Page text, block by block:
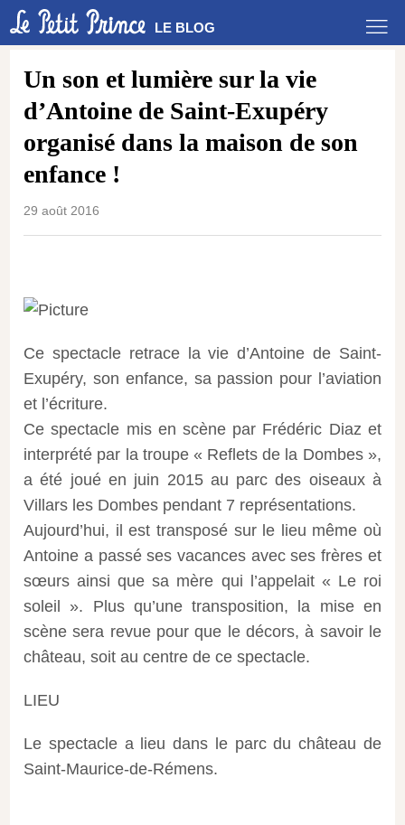
LE BLOG
Un son et lumière sur la vie
d’Antoine de Saint-Exupéry
organisé dans la maison de son
enfance !
29 août 2016
Ce spectacle retrace la vie d’Antoine de Saint-
Exupéry, son enfance, sa passion pour l’aviation
et l’écriture.
Ce spectacle mis en scène par Frédéric Diaz et
interprété par la troupe « Reflets de la Dombes »,
a été joué en juin 2015 au parc des oiseaux à
Villars les Dombes pendant 7 représentations.
Aujourd’hui, il est transposé sur le lieu même où
Antoine a passé ses vacances avec ses frères et
sœurs ainsi que sa mère qui l’appelait « Le roi
soleil ». Plus qu’une transposition, la mise en
scène sera revue pour que le décors, à savoir le
château, soit au centre de ce spectacle.
LIEU
Le spectacle a lieu dans le parc du château de
Saint-Maurice-de-Rémens.